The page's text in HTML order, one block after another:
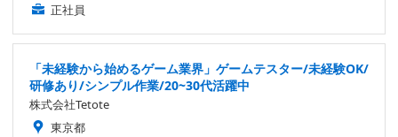
正社員
「未経験から始めるゲーム業界」ゲームテスター/未経験OK/
研修あり/シンプル作業/20~30代活躍中
株式会社Tetote
東京都